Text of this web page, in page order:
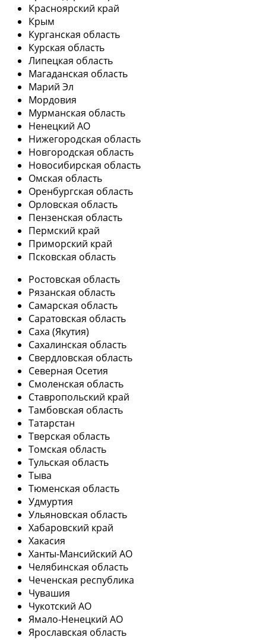
Красноярский край
Крым
Курганская область
Курская область
Липецкая область
Магаданская область
Марий Эл
Мордовия
Мурманская область
Ненецкий АО
Нижегородская область
Новгородская область
Новосибирская область
Омская область
Оренбургская область
Орловская область
Пензенская область
Пермский край
Приморский край
Псковская область
Ростовская область
Рязанская область
Самарская область
Саратовская область
Саха (Якутия)
Сахалинская область
Свердловская область
Северная Осетия
Смоленская область
Ставропольский край
Тамбовская область
Татарстан
Тверская область
Томская область
Тульская область
Тыва
Тюменская область
Удмуртия
Ульяновская область
Хабаровский край
Хакасия
Ханты-Мансийский АО
Челябинская область
Чеченская республика
Чувашия
Чукотский АО
Ямало-Ненецкий АО
Ярославская область